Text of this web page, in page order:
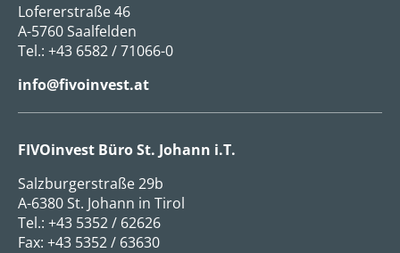
Lofererstraße 46
A-5760 Saalfelden
Tel.: +43 6582 / 71066-0
info@fivoinvest.at
FIVOinvest Büro St. Johann i.T.
Salzburgerstraße 29b
A-6380 St. Johann in Tirol
Tel.: +43 5352 / 62626
Fax: +43 5352 / 63630